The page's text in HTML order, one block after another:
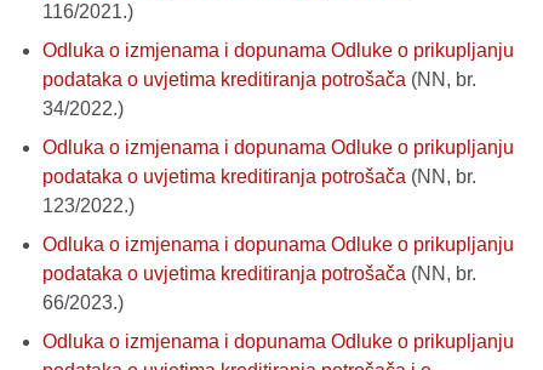
116/2021.)
Odluka o izmjenama i dopunama Odluke o prikupljanju
podataka o uvjetima kreditiranja potrošača (NN, br.
34/2022.)
Odluka o izmjenama i dopunama Odluke o prikupljanju
podataka o uvjetima kreditiranja potrošača (NN, br.
123/2022.)
Odluka o izmjenama i dopunama Odluke o prikupljanju
podataka o uvjetima kreditiranja potrošača (NN, br.
66/2023.)
Odluka o izmjenama i dopunama Odluke o prikupljanju